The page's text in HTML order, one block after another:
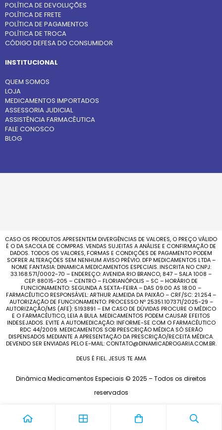
POLÍTICA DE DEVOLUÇÕES
POLÍTICA DE FRETE
POLÍTICA DE PAGAMENTOS
POLÍTICA DE TROCA
CÓDIGO DEFESA DO CONSUMIDOR
INSTITUCIONAL
QUEM SOMOS
LOJA
MEDICAMENTOS IMPORTADOS
ASSESSORIA JUDICIAL
ASSISTÊNCIA FARMACÊUTICA
FALE CONOSCO
BLOG
CASO OS PRODUTOS APRESENTEM DIVERGÊNCIAS DE VALORES, O PREÇO VÁLIDO
É O DA SACOLA DE COMPRAS. VENDAS SUJEITAS A ANÁLISE E CONFIRMAÇÃO DE
DADOS. TODOS OS VALORES, FORMAS E CONDIÇÕES DE PAGAMENTO PODEM
SOFRER ALTERAÇÕES SEM NENHUM AVISO PRÉVIO. DFP MEDICAMENTOS LTDA –
NOME FANTASIA: DINAMICA MEDICAMENTOS ESPECIAIS. INSCRITA NO CNPJ:
33.168.571/0002-70 – ENDEREÇO: AVENIDA RIO BRANCO, 847 – SALA 1008 –
CEP: 88015-205 – CENTRO – FLORIANÓPOLIS – SC – HORÁRIO DE
FUNCIONAMENTO: SEGUNDA A SEXTA-FEIRA – DAS 09:00 AS 18:00 –
FARMACÊUTICO RESPONSÁVEL: ARTHUR ALMEIDA DA PAIXÃO – CRF/SC: 21.254 –
AUTORIZAÇÃO DE FUNCIONAMENTO: PROCESSO Nº 25351.107371/2025-29 –
AUTORIZAÇÃO/MS (AFE): 5193891 – EM CASO DE DÚVIDAS PROCURE O MÉDICO
E O FARMACÊUTICO, LEIA A BULA. MEDICAMENTOS PODEM CAUSAR EFEITOS
INDESEJADOS. EVITE A AUTOMEDICAÇÃO: INFORME-SE COM O FARMACÊUTICO
RDC 44/2009. MEDICAMENTOS SOB PRESCRIÇÃO MÉDICA SÓ SERÃO
DISPENSADOS MEDIANTE A APRESENTAÇÃO DA PRESCRIÇÃO/RECEITA MÉDICA.
DEVENDO SER ENVIADAS PELO E-MAIL: CONTATO@DINAMICADROGARIA.COM.BR.
DEUS É FIEL. JESUS TE AMA
Dinâmica Medicamentos Especiais © 2025 – Todos os direitos
reservados